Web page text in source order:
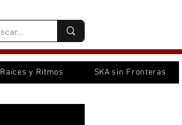
Raíces y Ritmos SKA sin Fronteras